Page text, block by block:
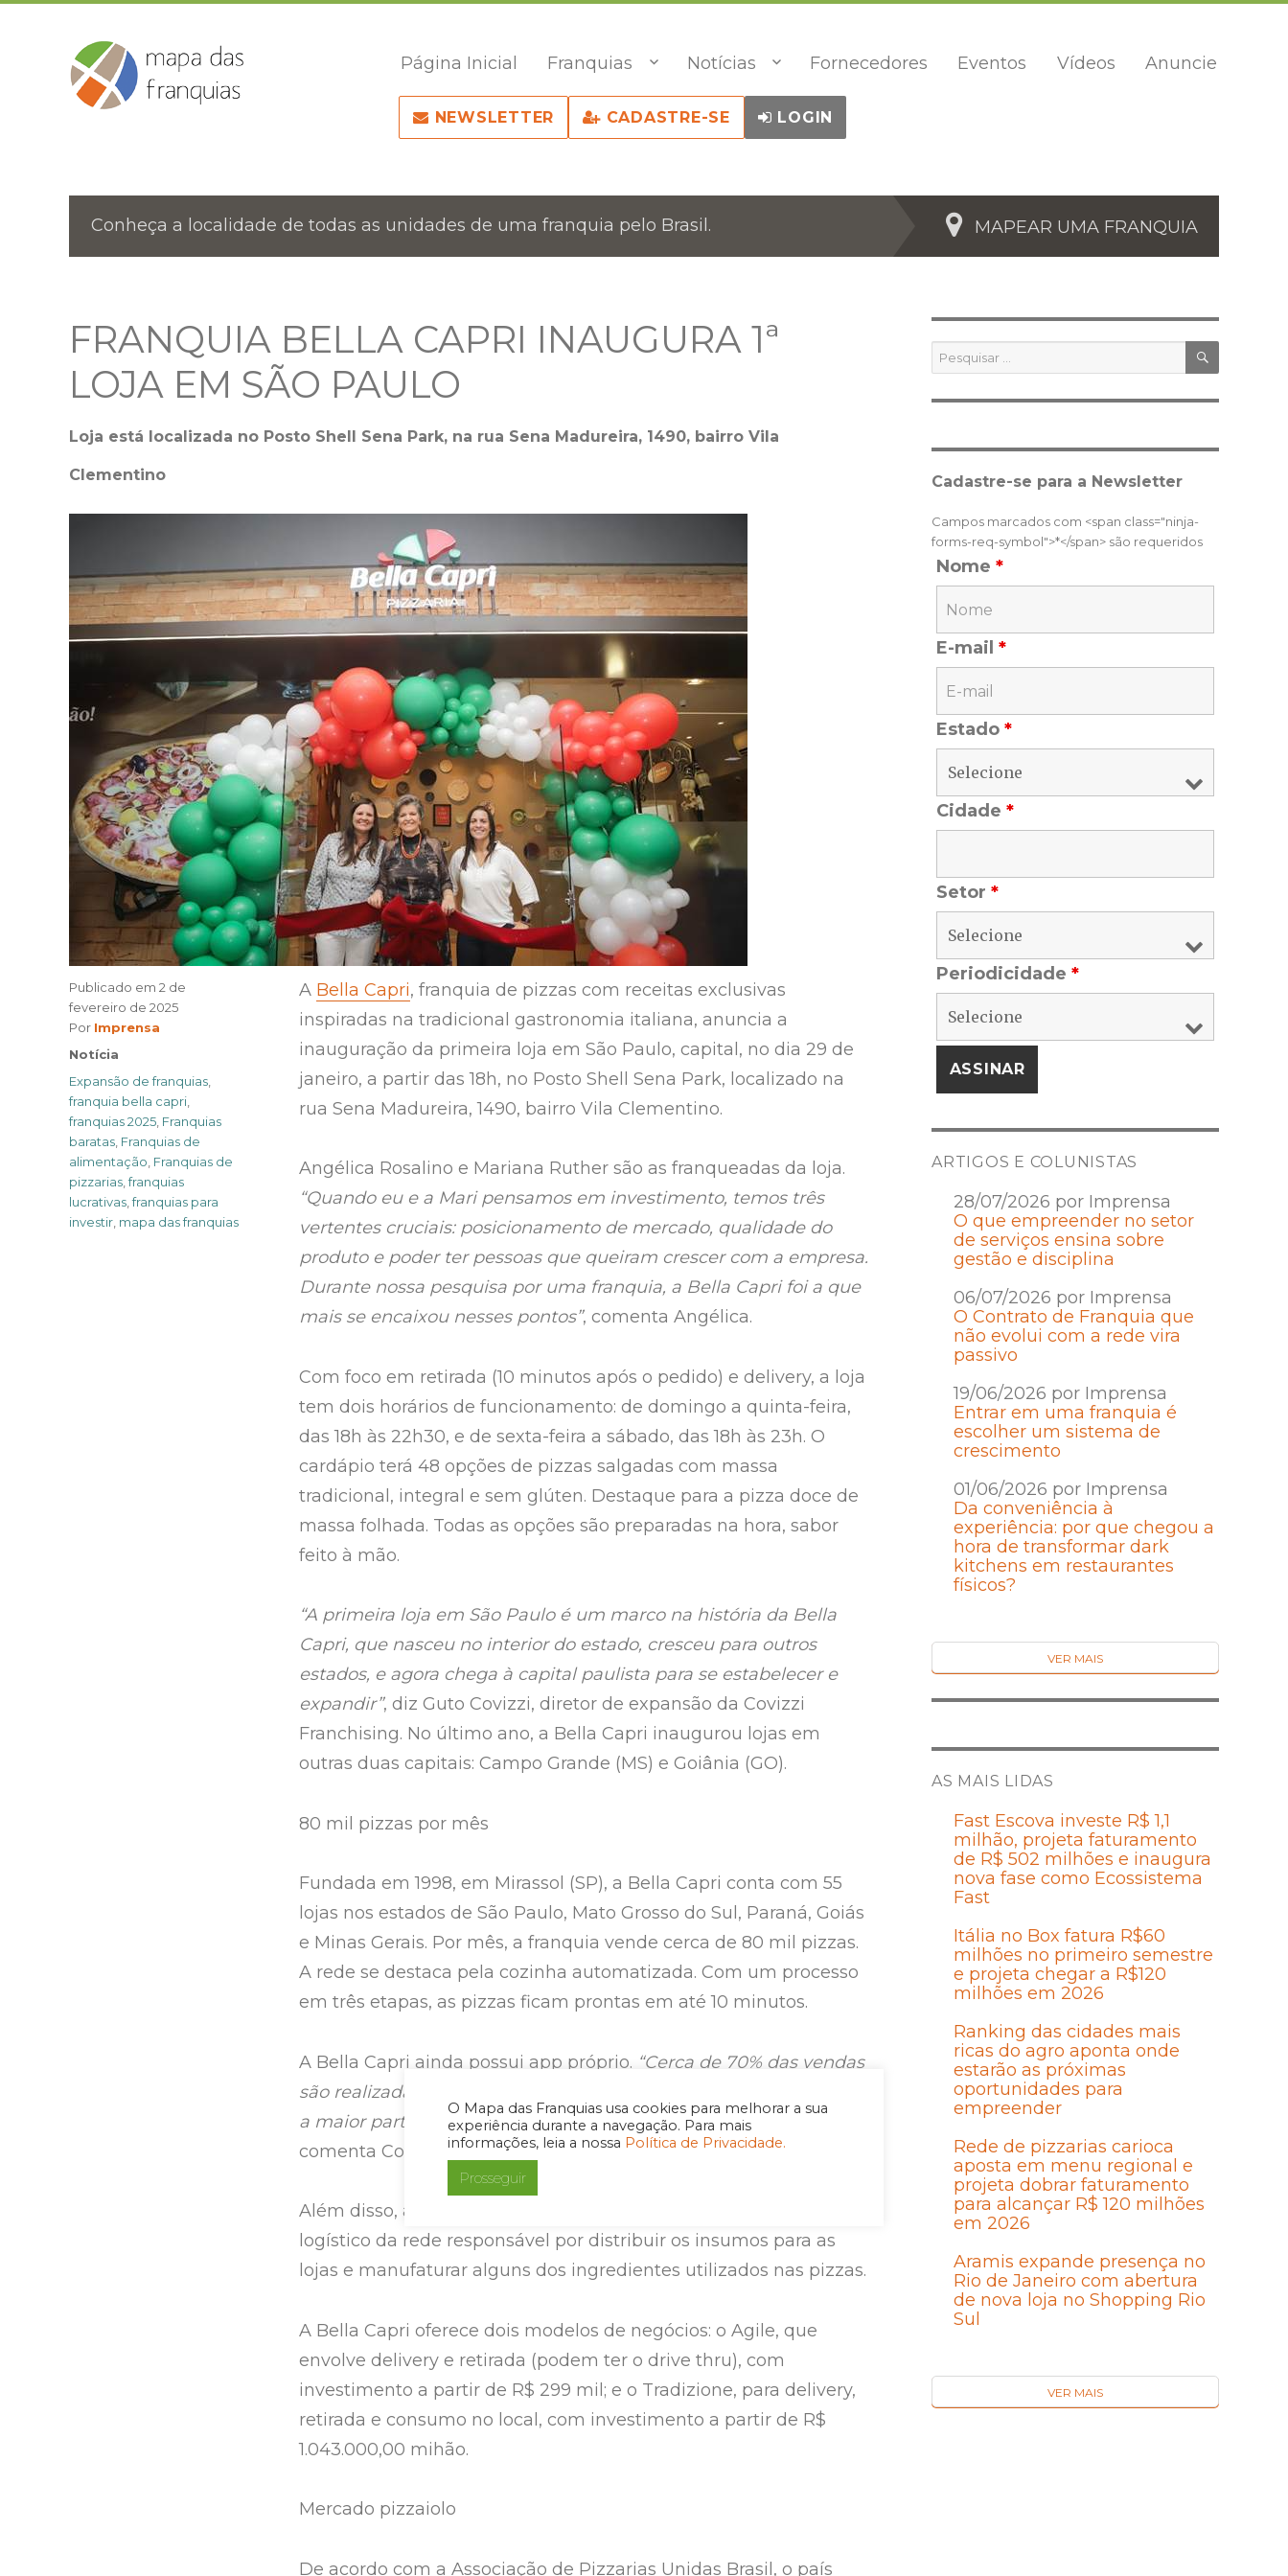
O Mapa das Franquias usa cookies para melhorar a sua
experiência durante a navegação. Para mais
informações, leia a nossa Política de Privacidade.
Prosseguir
Página Inicial Franquias Notícias Fornecedores Eventos Vídeos Anuncie
NEWSLETTER CADASTRE-SE LOGIN
Conheça a localidade de todas as unidades de uma franquia pelo Brasil. MAPEAR UMA FRANQUIA
FRANQUIA BELLA CAPRI INAUGURA 1ª
LOJA EM SÃO PAULO
Loja está localizada no Posto Shell Sena Park, na rua Sena Madureira, 1490, bairro Vila
Clementino
A Bella Capri, franquia de pizzas com receitas exclusivas
inspiradas na tradicional gastronomia italiana, anuncia a
inauguração da primeira loja em São Paulo, capital, no dia 29 de
janeiro, a partir das 18h, no Posto Shell Sena Park, localizado na
rua Sena Madureira, 1490, bairro Vila Clementino.
Angélica Rosalino e Mariana Ruther são as franqueadas da loja.
“Quando eu e a Mari pensamos em investimento, temos três
vertentes cruciais: posicionamento de mercado, qualidade do
produto e poder ter pessoas que queiram crescer com a empresa.
Durante nossa pesquisa por uma franquia, a Bella Capri foi a que
mais se encaixou nesses pontos”, comenta Angélica.
Com foco em retirada (10 minutos após o pedido) e delivery, a loja
tem dois horários de funcionamento: de domingo a quinta-feira,
das 18h às 22h30, e de sexta-feira a sábado, das 18h às 23h. O
cardápio terá 48 opções de pizzas salgadas com massa
tradicional, integral e sem glúten. Destaque para a pizza doce de
massa folhada. Todas as opções são preparadas na hora, sabor
feito à mão.
“A primeira loja em São Paulo é um marco na história da Bella
Capri, que nasceu no interior do estado, cresceu para outros
estados, e agora chega à capital paulista para se estabelecer e
expandir”, diz Guto Covizzi, diretor de expansão da Covizzi
Franchising. No último ano, a Bella Capri inaugurou lojas em
outras duas capitais: Campo Grande (MS) e Goiânia (GO).
80 mil pizzas por mês
Fundada em 1998, em Mirassol (SP), a Bella Capri conta com 55
lojas nos estados de São Paulo, Mato Grosso do Sul, Paraná, Goiás
e Minas Gerais. Por mês, a franquia vende cerca de 80 mil pizzas.
A rede se destaca pela cozinha automatizada. Com um processo
em três etapas, as pizzas ficam prontas em até 10 minutos.
A Bella Capri ainda possui app próprio. “Cerca de 70% das vendas
são realizadas pelo app. No Brasil, somos a única pizzaria que tem
a maior parte de seus pedidos feitos por um app próprio”
comenta Covizzi.
Além disso, a Bella Capri conta com a Mercanzia, um operador
logístico da rede responsável por distribuir os insumos para as
lojas e manufaturar alguns dos ingredientes utilizados nas pizzas.
A Bella Capri oferece dois modelos de negócios: o Agile, que
envolve delivery e retirada (podem ter o drive thru), com
investimento a partir de R$ 299 mil; e o Tradizione, para delivery,
retirada e consumo no local, com investimento a partir de R$
1.043.000,00 mihão.
Mercado pizzaiolo
De acordo com a Associação de Pizzarias Unidas Brasil, o país
Publicado em 2 de
fevereiro de 2025
Por Author
Imprensa
Categories
Notícia
Tags
Expansão de franquias
franquia bella capri
franquias 2025 Franquias
baratas Franquias de
alimentação Franquias de
pizzarias ,franquias
lucrativas ,franquias para
investir mapa das franquias
Pesquisar
por:
Cadastre-se para a Newsletter
Campos marcados com <span class="ninja-
forms-req-symbol">*</span> são requeridos
Nome *
E-mail *
Estado *
Cidade *
Setor *
Periodicidade *
ARTIGOS E COLUNISTAS
28/07/2026 por Imprensa
O que empreender no setor
de serviços ensina sobre
gestão e disciplina
06/07/2026 por Imprensa
O Contrato de Franquia que
não evolui com a rede vira
passivo
19/06/2026 por Imprensa
Entrar em uma franquia é
escolher um sistema de
crescimento
01/06/2026 por Imprensa
Da conveniência à
experiência: por que chegou a
hora de transformar dark
kitchens em restaurantes
físicos?
VER MAIS
AS MAIS LIDAS
Fast Escova investe R$ 1,1
milhão, projeta faturamento
de R$ 502 milhões e inaugura
nova fase como Ecossistema
Fast
Itália no Box fatura R$60
milhões no primeiro semestre
e projeta chegar a R$120
milhões em 2026
Ranking das cidades mais
ricas do agro aponta onde
estarão as próximas
oportunidades para
empreender
Rede de pizzarias carioca
aposta em menu regional e
projeta dobrar faturamento
para alcançar R$ 120 milhões
em 2026
Aramis expande presença no
Rio de Janeiro com abertura
de nova loja no Shopping Rio
Sul
VER MAIS